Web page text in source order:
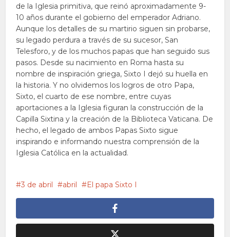
de la Iglesia primitiva, que reinó aproximadamente 9-
10 años durante el gobierno del emperador Adriano.
Aunque los detalles de su martirio siguen sin probarse,
su legado perdura a través de su sucesor, San
Telesforo, y de los muchos papas que han seguido sus
pasos. Desde su nacimiento en Roma hasta su
nombre de inspiración griega, Sixto I dejó su huella en
la historia. Y no olvidemos los logros de otro Papa,
Sixto, el cuarto de ese nombre, entre cuyas
aportaciones a la Iglesia figuran la construcción de la
Capilla Sixtina y la creación de la Biblioteca Vaticana. De
hecho, el legado de ambos Papas Sixto sigue
inspirando e informando nuestra comprensión de la
Iglesia Católica en la actualidad.
3 de abril abril El papa Sixto I